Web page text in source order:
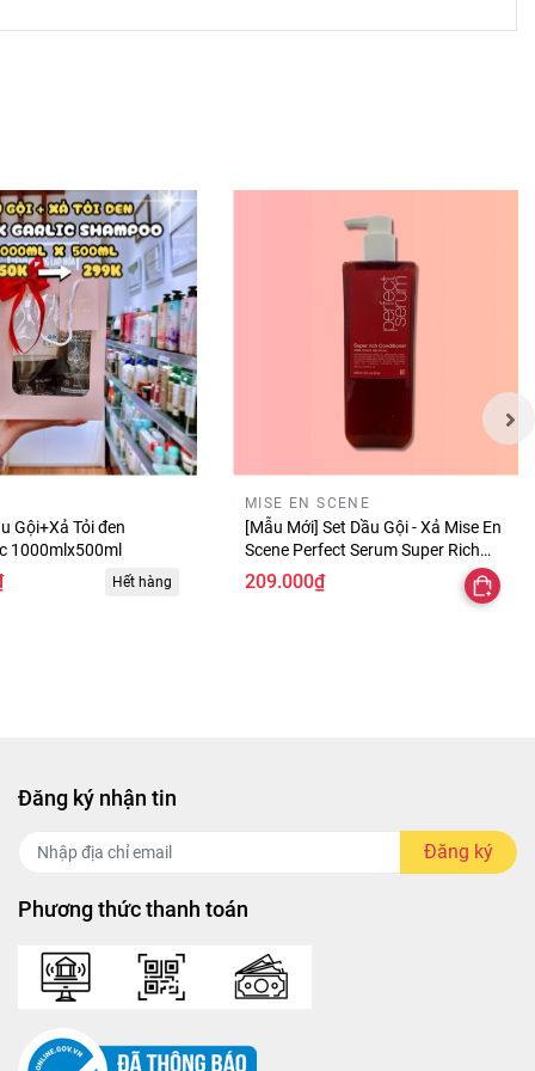
Gội+Xả Tỏi đen
1000mlx500ml
Hết hàng
MISE EN SCENE
[Mẫu Mới] Set Dầu Gội - Xả Mise En
Scene Perfect Serum Super Rich
Dưỡng Tóc Mềm Mại, Bóng Mượt
209.000₫
Đăng ký nhận tin
Đăng ký
Phương thức thanh toán